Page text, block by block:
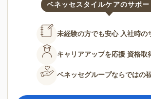
ベネッセスタイルケアのサポー
未経験の方でも安心 入社時の
キャリアアップを応援 資格取
ベネッセグループならではの